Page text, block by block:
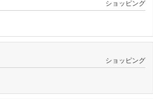
ショッピング
ショッピング